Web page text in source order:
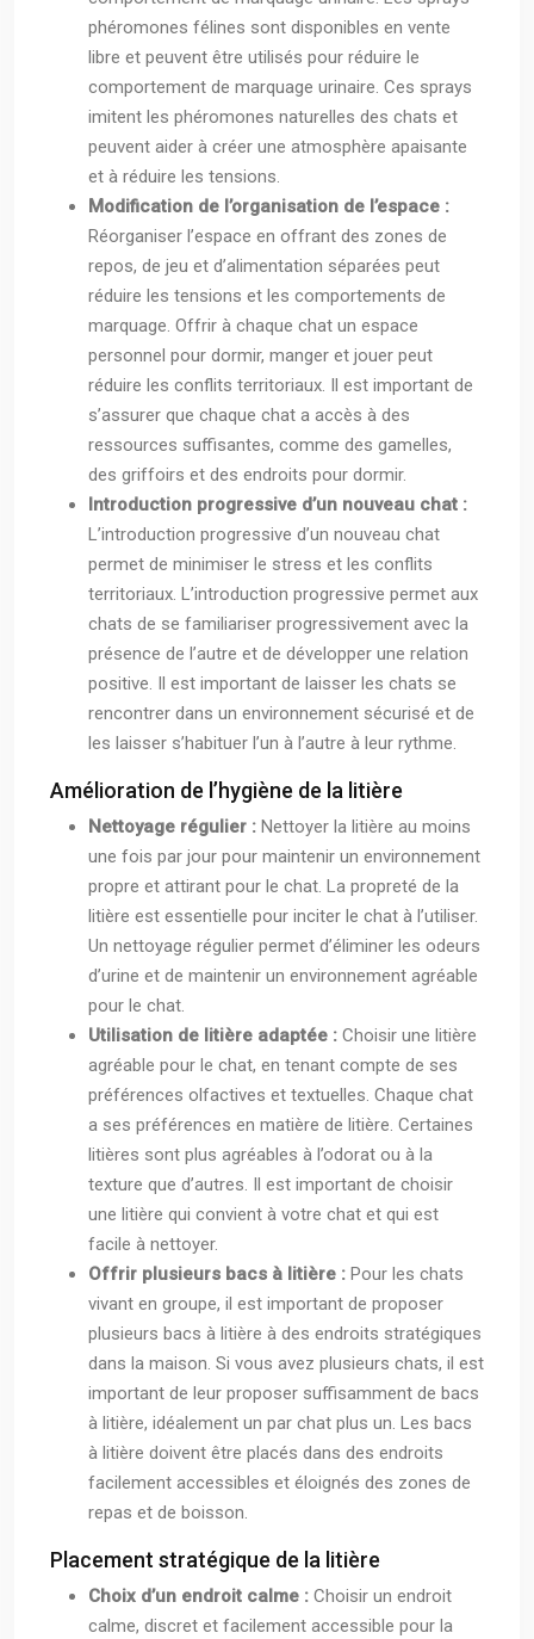
phéromones félines sont disponibles en vente
libre et peuvent être utilisés pour réduire le
comportement de marquage urinaire. Ces sprays
imitent les phéromones naturelles des chats et
peuvent aider à créer une atmosphère apaisante
et à réduire les tensions.
Modification de l’organisation de l’espace :
Réorganiser l’espace en offrant des zones de
repos, de jeu et d’alimentation séparées peut
réduire les tensions et les comportements de
marquage. Offrir à chaque chat un espace
personnel pour dormir, manger et jouer peut
réduire les conflits territoriaux. Il est important de
s’assurer que chaque chat a accès à des
ressources suffisantes, comme des gamelles,
des griffoirs et des endroits pour dormir.
Introduction progressive d’un nouveau chat :
L’introduction progressive d’un nouveau chat
permet de minimiser le stress et les conflits
territoriaux. L’introduction progressive permet aux
chats de se familiariser progressivement avec la
présence de l’autre et de développer une relation
positive. Il est important de laisser les chats se
rencontrer dans un environnement sécurisé et de
les laisser s’habituer l’un à l’autre à leur rythme.
Amélioration de l’hygiène de la litière
Nettoyage régulier : Nettoyer la litière au moins
une fois par jour pour maintenir un environnement
propre et attirant pour le chat. La propreté de la
litière est essentielle pour inciter le chat à l’utiliser.
Un nettoyage régulier permet d’éliminer les odeurs
d’urine et de maintenir un environnement agréable
pour le chat.
Utilisation de litière adaptée : Choisir une litière
agréable pour le chat, en tenant compte de ses
préférences olfactives et textuelles. Chaque chat
a ses préférences en matière de litière. Certaines
litières sont plus agréables à l’odorat ou à la
texture que d’autres. Il est important de choisir
une litière qui convient à votre chat et qui est
facile à nettoyer.
Offrir plusieurs bacs à litière : Pour les chats
vivant en groupe, il est important de proposer
plusieurs bacs à litière à des endroits stratégiques
dans la maison. Si vous avez plusieurs chats, il est
important de leur proposer suffisamment de bacs
à litière, idéalement un par chat plus un. Les bacs
à litière doivent être placés dans des endroits
facilement accessibles et éloignés des zones de
repas et de boisson.
Placement stratégique de la litière
Choix d’un endroit calme : Choisir un endroit
calme, discret et facilement accessible pour la